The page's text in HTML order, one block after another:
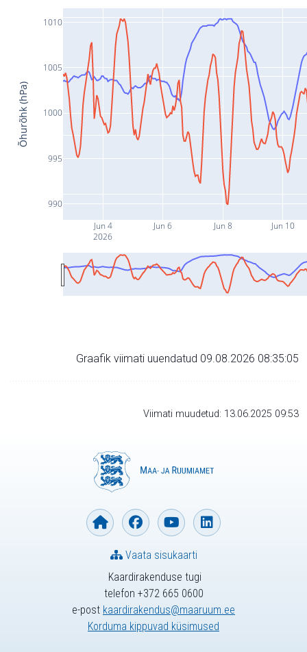
Jun 4
2026
Jun 6 Jun 8 Jun 10
990
995
1000
1005
1010
Õhurõhk (hPa)
Graafik viimati uuendatud 09.08.2026 08:35:05
Viimati muudetud: 13.06.2025 09:53
Kaardirakenduse tugi
telefon +372 665 0600
e-post kaardirakendus@maaruum.ee
Korduma kippuvad küsimused
Vaata sisukaarti